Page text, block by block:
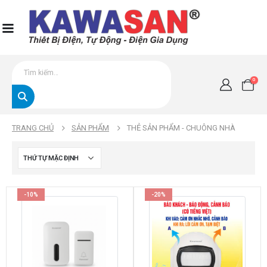
0
TRANG CHỦ SẢN PHẨM THẺ SẢN PHẨM - CHUÔNG NHÀ
-10% -20%